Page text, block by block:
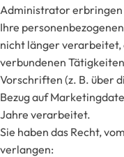
Administrator erbringen
Ihre
nicht länger verarbeitet,
verbundenen
Vorschriften (z. B. über
Bezug auf
Jahre verarbeitet.
Sie haben das Recht,
verlangen: